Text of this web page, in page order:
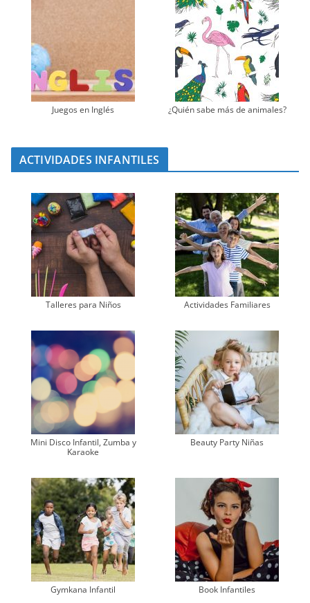
Juegos en Inglés ¿Quién sabe más de animales?
ACTIVIDADES INFANTILES
Talleres para Niños Actividades Familiares
Mini Disco Infantil, Zumba y
Karaoke
Beauty Party Niñas
Gymkana Infantil Book Infantiles